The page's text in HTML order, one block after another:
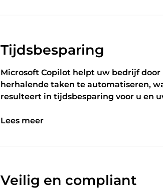
Tijdsbesparing
Microsoft Copilot helpt uw bedrijf door
herhalende taken te automatiseren,
resulteert in tijdsbesparing voor u en
Lees meer
Veilig en compliant